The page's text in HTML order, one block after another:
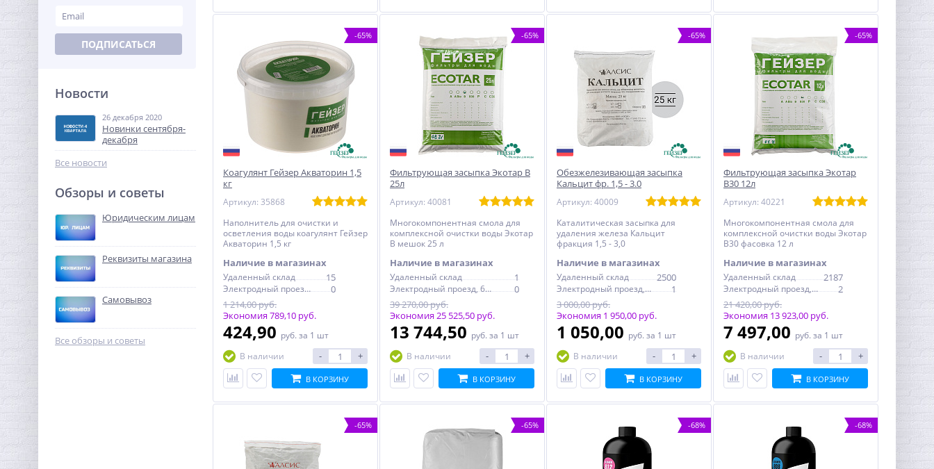
Футорка редукционная
1/2" x 3/8" НВ латунь UNI-
FITT
85,44
Переходник резьбовой 1"
х 3/4" ВН латунь UNI-FITT
ПОДПИСАТЬСЯ
Новости
26 декабря 2020
Новинки сентября-
декабря
Все новости
Обзоры и советы
Юридическим лицам
Реквизиты магазина
Самовывоз
Все обзоры и советы
-65%
Коагулянт Гейзер Акваторин 1,5
кг
Артикул: 35868
Наполнитель для очистки и
осветления воды коагулянт Гейзер
Акваторин 1,5 кг
Наличие в магазинах
Удаленный склад 15
Электродный проезд, 6с1
0
1 214,00 руб.
Экономия 789,10 руб.
424,90 руб. за 1 шт
В наличии
- +
В КОРЗИНУ
-65%
Фильтрующая засыпка Экотар B
25л
Артикул: 40081
Многокомпонентная смола для
комплексной очистки воды Экотар
В мешок 25 л
Наличие в магазинах
Удаленный склад 1
Электродный проезд, 6с1
0
39 270,00 руб.
Экономия 25 525,50 руб.
13 744,50 руб. за 1 шт
В наличии
- +
В КОРЗИНУ
-65%
Обезжелезивающая засыпка
Кальцит фр. 1,5 - 3.0
Артикул: 40009
Каталитическая засыпка для
удаления железа Кальцит
фракция 1,5 - 3,0
Наличие в магазинах
Удаленный склад 2500
Электродный проезд, 6с1
1
3 000,00 руб.
Экономия 1 950,00 руб.
1 050,00 руб. за 1 шт
В наличии
- +
В КОРЗИНУ
-65%
Фильтрующая засыпка Экотар
B30 12л
Артикул: 40221
Многокомпонентная смола для
комплексной очистки воды Экотар
B30 фасовка 12 л
Наличие в магазинах
Удаленный склад 2187
Электродный проезд, 6с1
2
21 420,00 руб.
Экономия 13 923,00 руб.
7 497,00 руб. за 1 шт
В наличии
- +
В КОРЗИНУ
-65% -65% -68% -68%